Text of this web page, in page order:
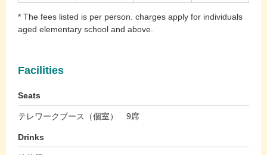
* The fees listed is per person. charges apply for individuals
aged elementary school and above.
Facilities
Seats
テレワークブース（個室） 9席
Drinks